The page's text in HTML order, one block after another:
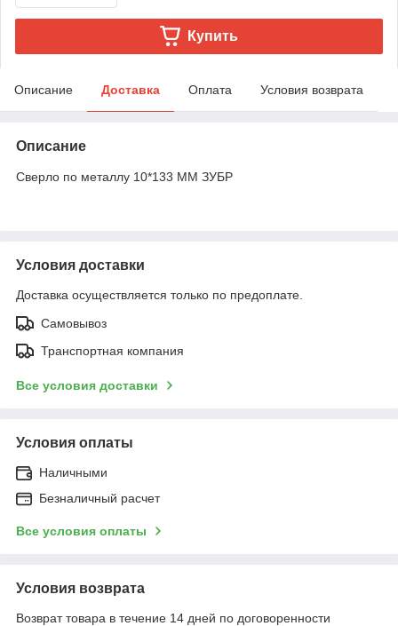
Купить
Описание Доставка Оплата Условия возврата
Описание
Сверло по металлу 10*133 ММ ЗУБР
Условия доставки
Доставка осуществляется только по предоплате.
Самовывоз
Транспортная компания
Все условия доставки
Условия оплаты
Наличными
Безналичный расчет
Все условия оплаты
Условия возврата
Возврат товара в течение 14 дней по договоренности